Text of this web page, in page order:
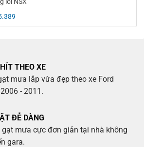
lỗi NSX
THEO XE
mưa lắp vừa đẹp theo xe Ford
- 2011.
ĐỄ DÀNG
mưa cực đơn giản tại nhà không
gara.